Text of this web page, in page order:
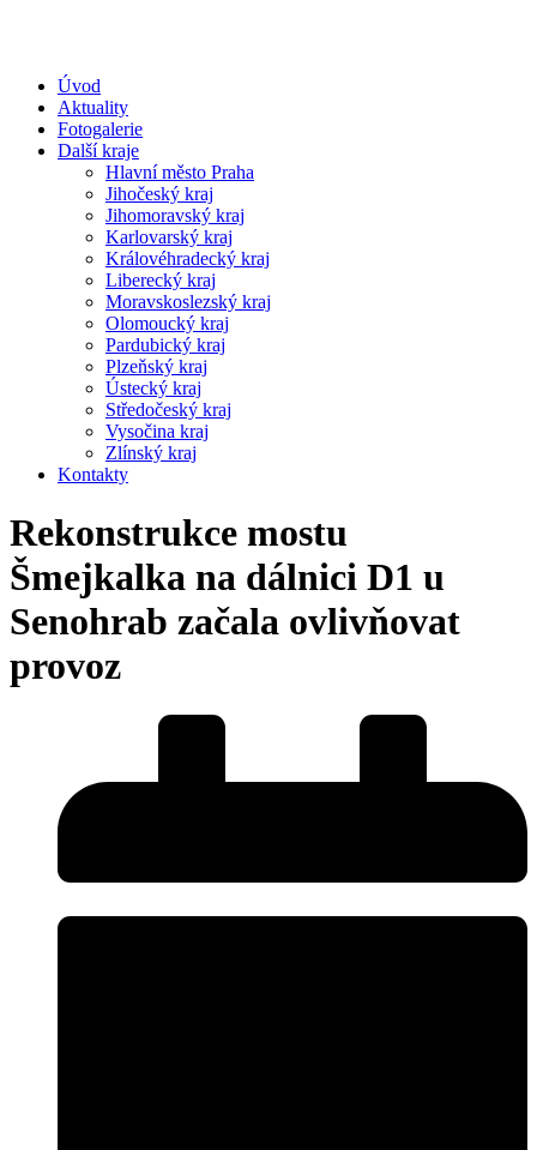
Úvod
Aktuality
Fotogalerie
Další kraje
Hlavní město Praha
Jihočeský kraj
Jihomoravský kraj
Karlovarský kraj
Královéhradecký kraj
Liberecký kraj
Moravskoslezský kraj
Olomoucký kraj
Pardubický kraj
Plzeňský kraj
Ústecký kraj
Středočeský kraj
Vysočina kraj
Zlínský kraj
Kontakty
Rekonstrukce mostu
Šmejkalka na dálnici D1 u
Senohrab začala ovlivňovat
provoz